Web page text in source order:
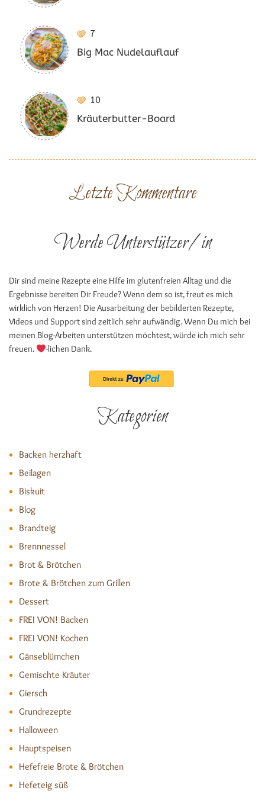
7
Big Mac Nudelauflauf
10
Kräuterbutter-Board
Letzte Kommentare
Werde Unterstützer/in
Dir sind meine Rezepte eine Hilfe im glutenfreien Alltag und die
Ergebnisse bereiten Dir Freude? Wenn dem so ist, freut es mich
wirklich von Herzen! Die Ausarbeitung der bebilderten Rezepte,
Videos und Support sind zeitlich sehr aufwändig. Wenn Du mich bei
meinen Blog-Arbeiten unterstützen möchtest, würde ich mich sehr
freuen.
-lichen Dank.
Kategorien
Backen herzhaft
Beilagen
Biskuit
Blog
Brandteig
Brennnessel
Brot & Brötchen
Brote & Brötchen zum Grillen
Dessert
FREI VON! Backen
FREI VON! Kochen
Gänseblümchen
Gemischte Kräuter
Giersch
Grundrezepte
Halloween
Hauptspeisen
Hefefreie Brote & Brötchen
Hefeteig süß